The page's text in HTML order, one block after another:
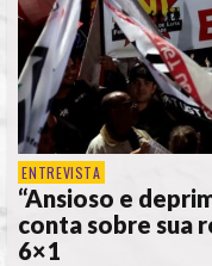
ENTREVISTA
“Ansioso e
conta sobre sua
6×1